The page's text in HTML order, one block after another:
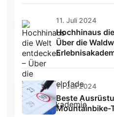
11. Juli 2024
Hochhinaus
Über die
11. Juli 2024
Beste
Mountainbike-